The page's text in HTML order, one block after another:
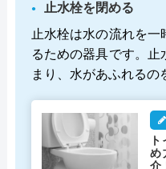
止水栓を閉める
止水栓は水の流れを
るための器具です。止
まり、水があふれるの
め
介